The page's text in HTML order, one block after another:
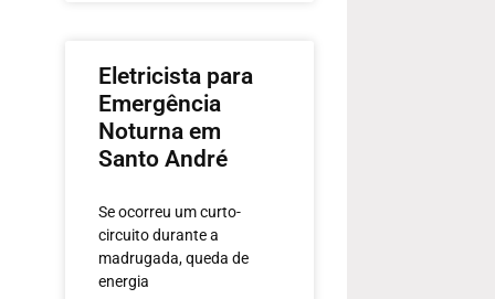
Eletricista para
Emergência
Noturna em
Santo André
Se ocorreu um curto-
circuito durante a
madrugada, queda de
energia